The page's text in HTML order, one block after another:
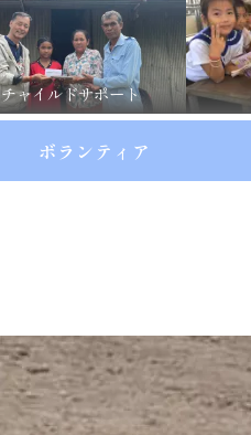
チャイルドサポート
ボランティア